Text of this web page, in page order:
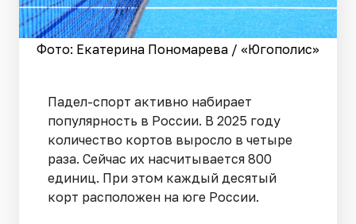
Фото: Екатерина Пономарева / «Югополис»
Падел-спорт активно набирает
популярность в России. В 2025 году
количество кортов выросло в четыре
раза. Сейчас их насчитывается 800
единиц. При этом каждый десятый
корт расположен на юге России.